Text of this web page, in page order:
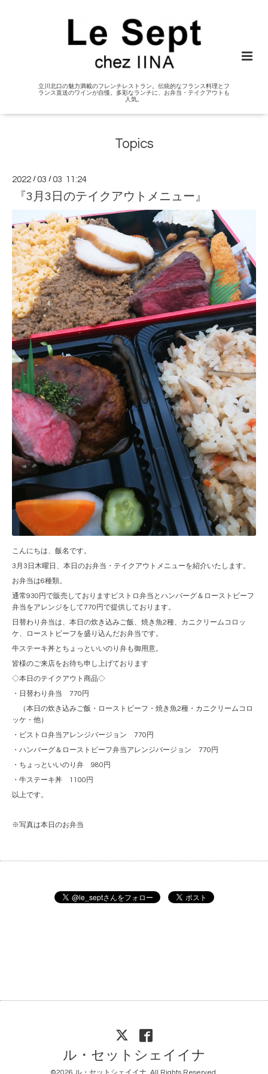
立川北口の魅力満載のフレンチレストラン。伝統的なフランス料理とフ
ランス直送のワインが自慢。多彩なランチに、お弁当・テイクアウトも
人気。
Topics
2022 /03 /03 11:24
『3月3日のテイクアウトメニュー』
こんにちは、飯名です。
3月3日木曜日、本日のお弁当・テイクアウトメニューを紹介いたします。
お弁当は6種類。
通常930円で販売しておりますビストロ弁当とハンバーグ＆ローストビーフ
弁当をアレンジをして770円で提供しております。
日替わり弁当は、本日の炊き込みご飯、焼き魚2種、カニクリームコロッ
ケ、ローストビーフを盛り込んだお弁当です。
牛ステーキ丼とちょっといいのり弁も御用意。
皆様のご来店をお待ち申し上げております
◇本日のテイクアウト商品◇
・日替わり弁当 770円
（本日の炊き込みご飯・ローストビーフ・焼き魚2種・カニクリームコロ
ッケ・他）
・ビストロ弁当アレンジバージョン 770円
・ハンバーグ＆ローストビーフ弁当アレンジバージョン 770円
・ちょっといいのり弁 980円
・牛ステーキ丼 1100円
以上です。
※写真は本日のお弁当
ル・セットシェイイナ